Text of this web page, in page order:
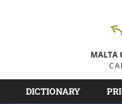
DICTIONARY